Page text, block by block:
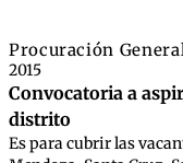
Procuración General
2015
Convocatoria a
distrito
Es para cubrir las